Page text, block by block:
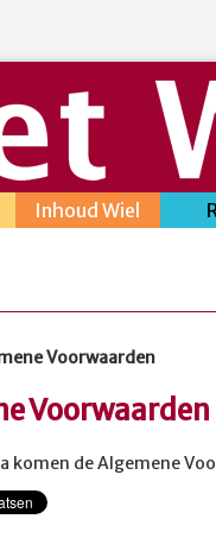
Inhoud Wiel
Voorwaarden
Voorwaarden
komen de Algemene